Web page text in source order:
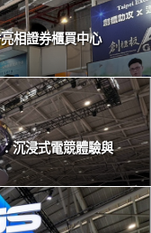
相證券櫃買中心
沉浸式電競體驗與